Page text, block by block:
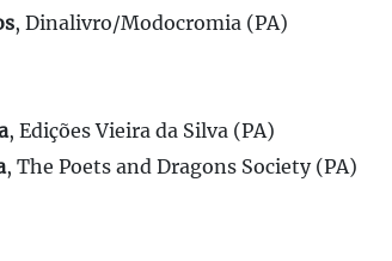
, Dinalivro/Modocromia (PA)
, Edições Vieira da Silva (PA)
, The Poets and Dragons Society (PA)